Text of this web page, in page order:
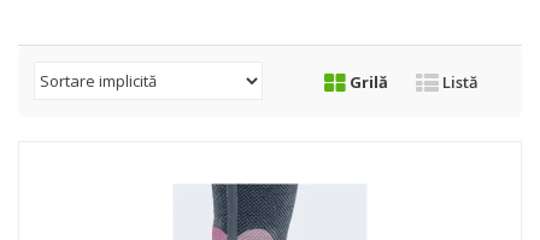
Grilă Listă